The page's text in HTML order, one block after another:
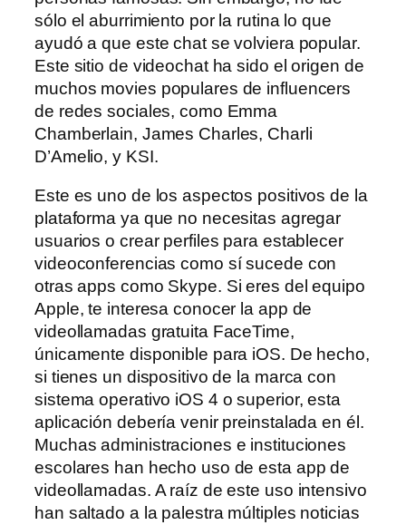
sólo el aburrimiento por la rutina lo que
ayudó a que este chat se volviera popular.
Este sitio de videochat ha sido el origen de
muchos movies populares de influencers
de redes sociales, como Emma
Chamberlain, James Charles, Charli
D’Amelio, y KSI.
Este es uno de los aspectos positivos de la
plataforma ya que no necesitas agregar
usuarios o crear perfiles para establecer
videoconferencias como sí sucede con
otras apps como Skype. Si eres del equipo
Apple, te interesa conocer la app de
videollamadas gratuita FaceTime,
únicamente disponible para iOS. De hecho,
si tienes un dispositivo de la marca con
sistema operativo iOS 4 o superior, esta
aplicación debería venir preinstalada en él.
Muchas administraciones e instituciones
escolares han hecho uso de esta app de
videollamadas. A raíz de este uso intensivo
han saltado a la palestra múltiples noticias